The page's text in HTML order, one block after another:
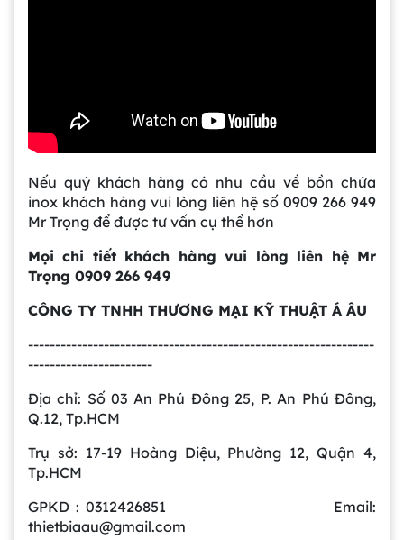
Nếu quý khách hàng có nhu cầu về bồn chứa
inox khách hàng vui lòng liên hệ số 0909 266 949
Mr Trọng để được tư vấn cụ thể hơn
Mọi chi tiết khách hàng vui lòng liên hệ Mr
Trọng 0909 266 949
CÔNG TY TNHH THƯƠNG MẠI KỸ THUẬT Á ÂU
----------------------------------------------------------------
-----------------------
Địa chỉ: Số 03 An Phú Đông 25, P. An Phú Đông,
Q.12, Tp.HCM
Trụ sở: 17-19 Hoàng Diệu, Phường 12, Quận 4,
Tp.HCM
GPKD : 0312426851 Email:
thietbiaau@gmail.com
Gia công bồn khuấy, silo chứa nguyên liệu
Bồn khuấy công nghiệp là gì? Ứng dụng, cấu
tạo và cách chọn mua hiệu quả
Bồn Khuấy Phụ Gia Sơn - Giải Pháp Tối Ưu
Cho Ngành Sơn Phủ
Dự án máy khuấy trộn bồn bể công nghiệp
Bồn khuấy thực phẩm 8000 lít là gì? Cấu tạo,
Trong ngành chế biến thực phẩm hiện
và an toàn vệ sinh luôn là yếu tố hàng
đầu. Bồn khuấy thực phẩm 8000 lít
Bồn khuấy sơn là gì? Cấu tạo và nguyên lý
hoạt động chi tiết